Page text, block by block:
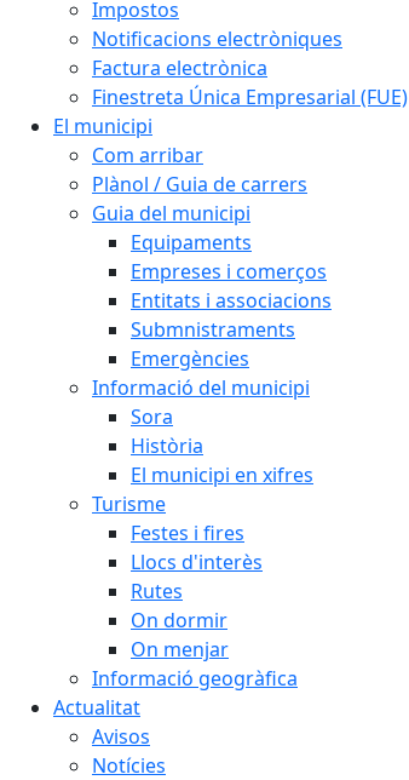
Impostos
Notificacions electròniques
Factura electrònica
Finestreta Única Empresarial (FUE)
El municipi
Com arribar
Plànol / Guia de carrers
Guia del municipi
Equipaments
Empreses i comerços
Entitats i associacions
Submnistraments
Emergències
Informació del municipi
Sora
Història
El municipi en xifres
Turisme
Festes i fires
Llocs d'interès
Rutes
On dormir
On menjar
Informació geogràfica
Actualitat
Avisos
Notícies